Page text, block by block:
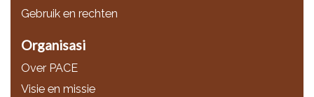
Gebruik en rechten
Organisasi
Over PACE
Visie en missie